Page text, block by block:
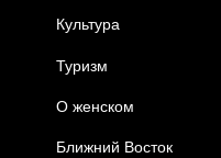
Культура
Туризм
О женском
Ближний Восток